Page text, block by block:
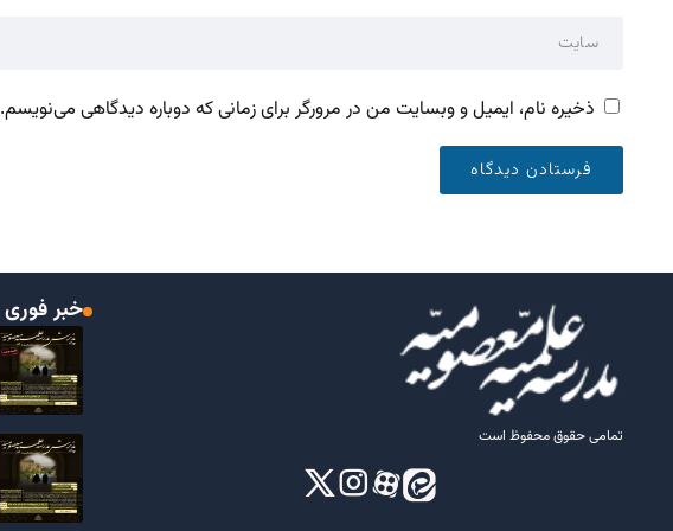
ذخیره نام، ایمیل و وبسایت من در مرورگر برای زمانی که دوباره دیدگاهی می‌نویسم.
تمامی حقوق محفوظ است
خبر فوری